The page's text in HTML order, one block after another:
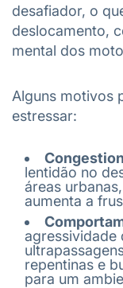
desafiador, o
deslocamento,
mental dos
Alguns motivos
estressar:
lentidão no
áreas
aumenta a
agressividade
repentinas e
para um